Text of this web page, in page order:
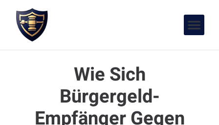
Wie Sich
Bürgergeld-
Empfänger Gegen